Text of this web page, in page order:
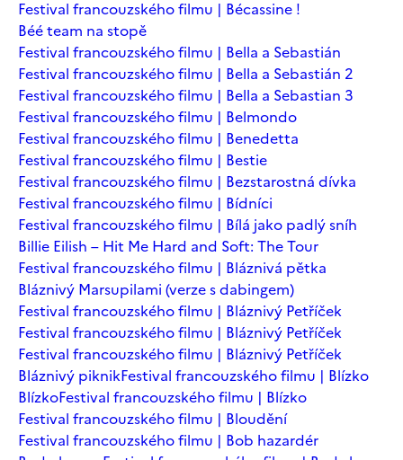
Festival francouzského filmu | Bécassine !
Béé team na stopě
Festival francouzského filmu | Bella a Sebastián
Festival francouzského filmu | Bella a Sebastián 2
Festival francouzského filmu | Bella a Sebastian 3
Festival francouzského filmu | Belmondo
Festival francouzského filmu | Benedetta
Festival francouzského filmu | Bestie
Festival francouzského filmu | Bezstarostná dívka
Festival francouzského filmu | Bídníci
Festival francouzského filmu | Bílá jako padlý sníh
Billie Eilish – Hit Me Hard and Soft: The Tour
Festival francouzského filmu | Bláznivá pětka
Bláznivý Marsupilami (verze s dabingem)
Festival francouzského filmu | Bláznivý Petříček
Festival francouzského filmu | Bláznivý Petříček
Festival francouzského filmu | Bláznivý Petříček
Bláznivý piknikFestival francouzského filmu | Blízko
BlízkoFestival francouzského filmu | Blízko
Festival francouzského filmu | Bloudění
Festival francouzského filmu | Bob hazardér